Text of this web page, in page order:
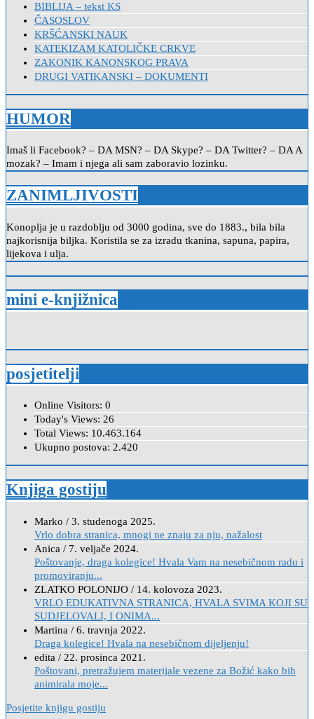
BIBLIJA – tekst KS
ČASOSLOV
KRŠĆANSKI NAUK
KATEKIZAM KATOLIČKE CRKVE
ZAKONIK KANONSKOG PRAVA
DRUGI VATIKANSKI – DOKUMENTI
HUMOR
Imaš li Facebook? – DA MSN? – DA Skype? – DA Twitter? – DA A
mozak? – Imam i njega ali sam zaboravio lozinku.
ZANIMLJIVOSTI
Konoplja je u razdoblju od 3000 godina, sve do 1883., bila bila
najkorisnija biljka. Koristila se za izradu tkanina, sapuna, papira,
lijekova i ulja.
mini e-knjižnica
posjetitelji
Online Visitors: 0
Today's Views: 26
Total Views: 10.463.164
Ukupno postova: 2.420
Knjiga gostiju
Marko / 3. studenoga 2025.
Vrlo dobra stranica, mnogi ne znaju za nju, nažalost
Anica / 7. veljače 2024.
Poštovanje, draga kolegice! Hvala Vam na nesebičnom radu i
promoviranju...
ZLATKO POLONIJO / 14. kolovoza 2023.
VRLO EDUKATIVNA STRANICA, HVALA SVIMA KOJI SU
SUDJELOVALI, I ONIMA...
Martina / 6. travnja 2022.
Draga kolegice! Hvala na nesebičnom dijeljenju!
edita / 22. prosinca 2021.
Poštovani, pretražujem materijale vezene za Božić kako bih
animirala moje...
Posjetite knjigu gostiju